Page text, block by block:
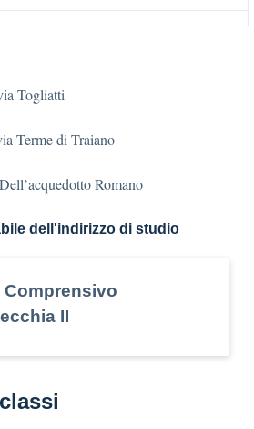
Togliatti
Terme di Traiano
Romano
dell'indirizzo di studio
Comprensivo
II